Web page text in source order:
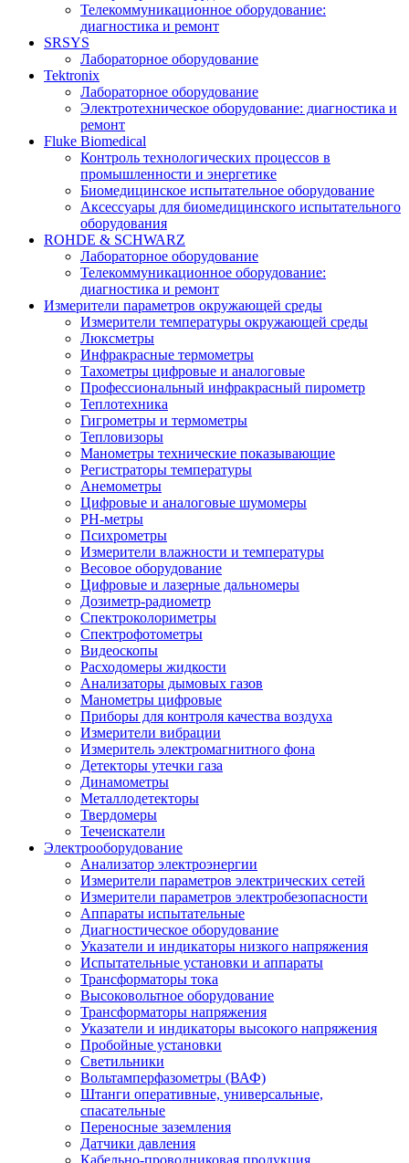
Телекоммуникационное оборудование:
диагностика и ремонт
SRSYS
Лабораторное оборудование
Tektronix
Лабораторное оборудование
Электротехническое оборудование: диагностика и
ремонт
Fluke Biomedical
Контроль технологических процессов в
промышленности и энергетике
Биомедицинское испытательное оборудование
Аксессуары для биомедицинского испытательного
оборудования
ROHDE & SCHWARZ
Лабораторное оборудование
Телекоммуникационное оборудование:
диагностика и ремонт
Измерители параметров окружающей среды
Измерители температуры окружающей среды
Люксметры
Инфракрасные термометры
Тахометры цифровые и аналоговые
Профессиональный инфракрасный пирометр
Теплотехника
Гигрометры и термометры
Тепловизоры
Манометры технические показывающие
Регистраторы температуры
Анемометры
Цифровые и аналоговые шумомеры
PH-метры
Психрометры
Измерители влажности и температуры
Весовое оборудование
Цифровые и лазерные дальномеры
Дозиметр-радиометр
Спектроколориметры
Спектрофотометры
Видеоскопы
Расходомеры жидкости
Анализаторы дымовых газов
Манометры цифровые
Приборы для контроля качества воздуха
Измерители вибрации
Измеритель электромагнитного фона
Детекторы утечки газа
Динамометры
Металлодетекторы
Твердомеры
Течеискатели
Электрооборудование
Анализатор электроэнергии
Измерители параметров электрических сетей
Измерители параметров электробезопасности
Аппараты испытательные
Диагностическое оборудование
Указатели и индикаторы низкого напряжения
Испытательные установки и аппараты
Трансформаторы тока
Высоковольтное оборудование
Трансформаторы напряжения
Указатели и индикаторы высокого напряжения
Пробойные установки
Светильники
Вольтамперфазометры (ВАФ)
Штанги оперативные, универсальные,
спасательные
Переносные заземления
Датчики давления
Кабельно-проводниковая продукция